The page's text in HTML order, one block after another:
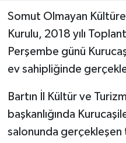
Somut Olmayan
Kurulu, 2018 yılı
Perşembe günü
ev sahipliğinde
Bartın İl Kültür ve
başkanlığında
salonunda gerçekleşen
Turizm
Yaşam
Yerel Yönetimler
YEREL